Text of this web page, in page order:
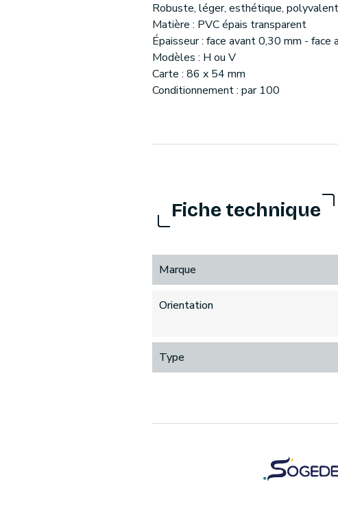
Robuste, léger, esthétique, polyvalent
Matière : PVC épais transparent
Épaisseur : face avant 0,30 mm - face
Modèles : H ou V
Carte : 86 x 54 mm
Conditionnement : par 100
Fiche technique
Marque
Orientation
Type